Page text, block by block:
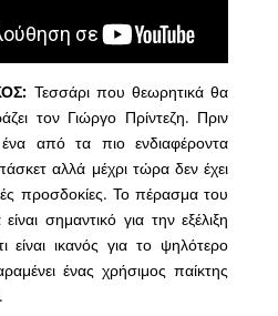
Τεσσάρι που θεωρητικά θα
τον Γιώργο Πρίντεζη. Πριν
από τα πιο ενδιαφέροντα
αλλά μέχρι τώρα δεν έχει
προσδοκίες. Το πέρασμα του
σημαντικό για την εξέλιξη
είναι ικανός για το ψηλότερο
ένας χρήσιμος παίκτης